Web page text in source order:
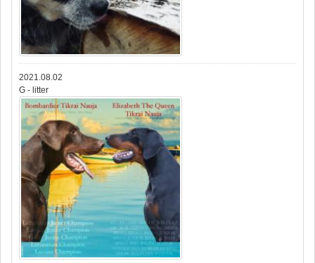
2021.08.02
G - litter